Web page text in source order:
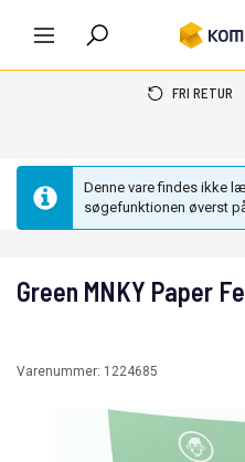
FRI RETUR
Denne vare findes ikke
søgefunktionen øverst
Green MNKY Paper
Varenummer: 1224685